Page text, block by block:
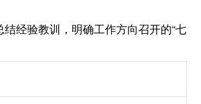
经验教训，明确工作方向召开的“七